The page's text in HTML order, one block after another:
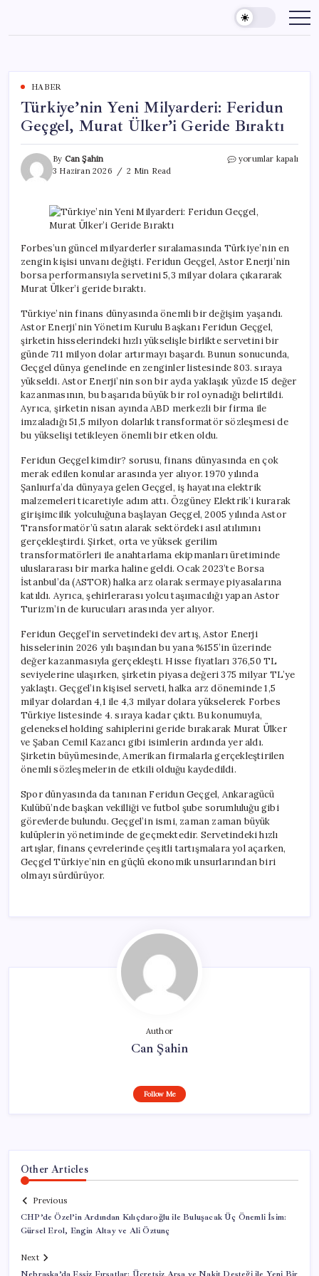
content
HABER
Türkiye’nin Yeni Milyarderi: Feridun
Geçgel, Murat Ülker’i Geride Bıraktı
By Can Şahin
3 Haziran 2026
2 Min Read
Türkiye’nin
Geçgel,
Murat
Geride
Bıraktı
için
yorumlar kapalı
Forbes’un güncel milyarderler sıralamasında Türkiye’nin en
zengin kişisi unvanı değişti. Feridun Geçgel, Astor Enerji’nin
borsa performansıyla servetini 5,3 milyar dolara çıkararak
Murat Ülker’i geride bıraktı.
Türkiye’nin finans dünyasında önemli bir değişim yaşandı.
Astor Enerji’nin Yönetim Kurulu Başkanı Feridun Geçgel,
şirketin hisselerindeki hızlı yükselişle birlikte servetini bir
günde 711 milyon dolar artırmayı başardı. Bunun sonucunda,
Geçgel dünya genelinde en zenginler listesinde 803. sıraya
yükseldi. Astor Enerji’nin son bir ayda yaklaşık yüzde 15 değer
kazanmasının, bu başarıda büyük bir rol oynadığı belirtildi.
Ayrıca, şirketin nisan ayında ABD merkezli bir firma ile
imzaladığı 51,5 milyon dolarlık transformatör sözleşmesi de
bu yükselişi tetikleyen önemli bir etken oldu.
Feridun Geçgel kimdir? sorusu, finans dünyasında en çok
merak edilen konular arasında yer alıyor. 1970 yılında
Şanlıurfa’da dünyaya gelen Geçgel, iş hayatına elektrik
malzemeleri ticaretiyle adım attı. Özgüney Elektrik’i kurarak
girişimcilik yolculuğuna başlayan Geçgel, 2005 yılında Astor
Transformatör’ü satın alarak sektördeki asıl atılımını
gerçekleştirdi. Şirket, orta ve yüksek gerilim
transformatörleri ile anahtarlama ekipmanları üretiminde
uluslararası bir marka haline geldi. Ocak 2023’te Borsa
İstanbul’da (ASTOR) halka arz olarak sermaye piyasalarına
katıldı. Ayrıca, şehirlerarası yolcu taşımacılığı yapan Astor
Turizm’in de kurucuları arasında yer alıyor.
Feridun Geçgel’in servetindeki dev artış, Astor Enerji
hisselerinin 2026 yılı başından bu yana %155’in üzerinde
değer kazanmasıyla gerçekleşti. Hisse fiyatları 376,50 TL
seviyelerine ulaşırken, şirketin piyasa değeri 375 milyar TL’ye
yaklaştı. Geçgel’in kişisel serveti, halka arz döneminde 1,5
milyar dolardan 4,1 ile 4,3 milyar dolara yükselerek Forbes
Türkiye listesinde 4. sıraya kadar çıktı. Bu konumuyla,
geleneksel holding sahiplerini geride bırakarak Murat Ülker
ve Şaban Cemil Kazancı gibi isimlerin ardında yer aldı.
Şirketin büyümesinde, Amerikan firmalarla gerçekleştirilen
önemli sözleşmelerin de etkili olduğu kaydedildi.
Spor dünyasında da tanınan Feridun Geçgel, Ankaragücü
Kulübü’nde başkan vekilliği ve futbol şube sorumluluğu gibi
görevlerde bulundu. Geçgel’in ismi, zaman zaman büyük
kulüplerin yönetiminde de geçmektedir. Servetindeki hızlı
artışlar, finans çevrelerinde çeşitli tartışmalara yol açarken,
Geçgel Türkiye’nin en güçlü ekonomik unsurlarından biri
olmayı sürdürüyor.
Author
Can Şahin
Follow Me
Other Articles
Previous
CHP’de Özel’in Ardından Kılıçdaroğlu ile Buluşacak Üç Önemli İsim:
Gürsel Erol, Engin Altay ve Ali Öztunç
Next